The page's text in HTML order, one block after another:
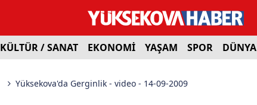
KÜLTÜR / SANAT EKONOMİ YAŞAM SPOR DÜNYA
Yüksekova'da Gerginlik - video - 14-09-2009